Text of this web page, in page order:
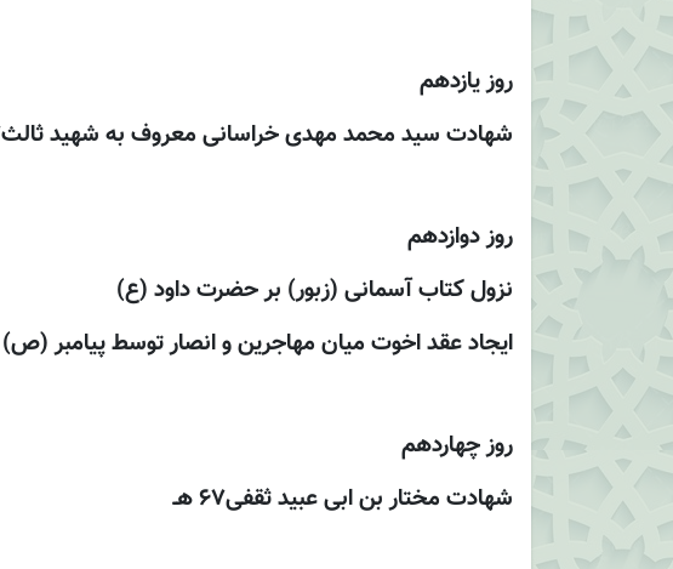
روز یازدهم
شهادت سيد محمد مهدى خراسانى معروف به شهيد ثالث1217 هـ
روز دوازدهم
نزول كتاب آسمانى (زبور) بر حضرت داود (ع)
ايجاد عقد اخوت ميان مهاجرين و انصار توسط پيامبر (ص) 1هـ
روز چهاردهم
شهادت مختار بن ابى عبيد ثقفى67 هـ